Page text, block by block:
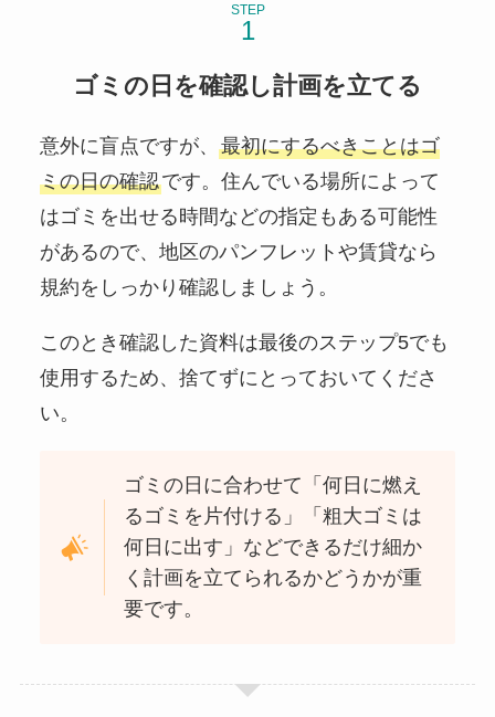
STEP
ゴミの日を確認し計画を立てる
意外に盲点ですが、 最初にするべきことはゴ
ミの日の確認です。住んでいる場所によって
はゴミを出せる時間などの指定もある可能性
があるので、地区のパンフレットや賃貸なら
規約をしっかり確認しましょう。
このとき確認した資料は最後のステップ5でも
使用するため、捨てずにとっておいてくださ
い。
ゴミの日に合わせて「何日に燃え
るゴミを片付ける」「粗大ゴミは
何日に出す」などできるだけ細か
く計画を立てられるかどうかが重
要です。